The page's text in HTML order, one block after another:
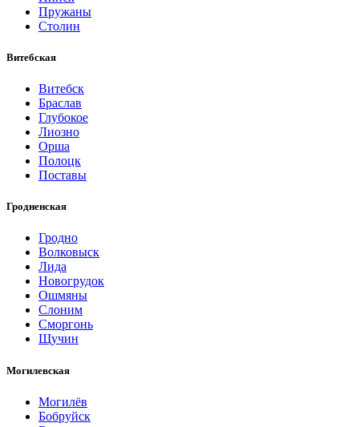
Пружаны
Столин
Витебская
Витебск
Браслав
Глубокое
Лиозно
Орша
Полоцк
Поставы
Гродненская
Гродно
Волковыск
Лида
Новогрудок
Ошмяны
Слоним
Сморгонь
Щучин
Могилевская
Могилёв
Бобруйск